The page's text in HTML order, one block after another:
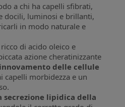
a chi ha capelli sfibrati,
docili, luminosi e brillanti,
in modo naturale e
ricco di acido oleico e
azione cheratinizzante
delle cellule
capelli morbidezza e un
lipidica della